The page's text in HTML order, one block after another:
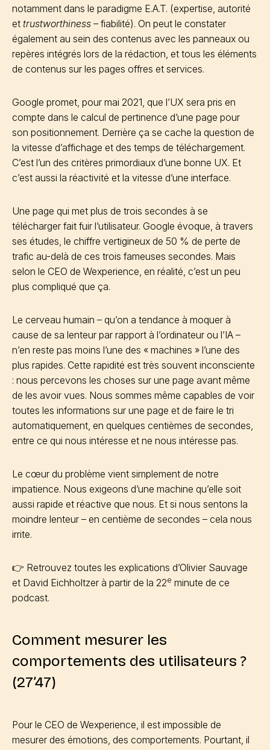
notamment dans le paradigme E.A.T. (expertise, autorité
et trustworthiness –fiabilité). On peut le constater
également au sein des contenus avec les panneaux ou
repères intégrés lors de la rédaction, et tous les éléments
de contenus sur les pages offres et services.
Google promet, pour mai 2021, que l’UX sera pris en
compte dans le calcul de pertinence d’une page pour
son positionnement. Derrière ça se cache la question de
la vitesse d’affichage et des temps de téléchargement.
C’est l’un des critères primordiaux d’une bonne UX. Et
c’est aussi la réactivité et la vitesse d’une interface.
Une page qui met plus de trois secondes à se
télécharger fait fuir l’utilisateur. Google évoque, à travers
ses études, le chiffre vertigineux de 50 % de perte de
trafic au-delà de ces trois fameuses secondes. Mais
selon le CEO de Wexperience, en réalité, c’est un peu
plus compliqué que ça.
Le cerveau humain – qu’on a tendance à moquer à
cause de sa lenteur par rapport à l’ordinateur ou l’IA –
n’en reste pas moins l’une des « machines » l’une des
plus rapides. Cette rapidité est très souvent inconsciente
: nous percevons les choses sur une page avant même
de les avoir vues. Nous sommes même capables de voir
toutes les informations sur une page et de faire le tri
automatiquement, en quelques centièmes de secondes,
entre ce qui nous intéresse et ne nous intéresse pas.
Le cœur du problème vient simplement de notre
impatience. Nous exigeons d’une machine qu’elle soit
aussi rapide et réactive que nous. Et si nous sentons la
moindre lenteur – en centième de secondes – cela nous
irrite.
👉 Retrouvez toutes les explications d’Olivier Sauvage
et David Eichholtzer à partir de la 22e minute de ce
podcast.
Comment mesurer les
comportements des utilisateurs ?
(27’47)
Pour le CEO de Wexperience, il est impossible de
mesurer des émotions, des comportements. Pourtant, il